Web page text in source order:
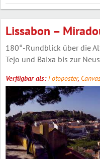
Lissabon –
180°-Rundblick über die
Tejo und Baixa bis zur
Verfügbar als:Fotoposter,